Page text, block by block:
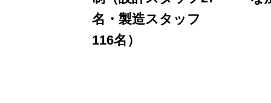
名・製造スタッフ
116名）